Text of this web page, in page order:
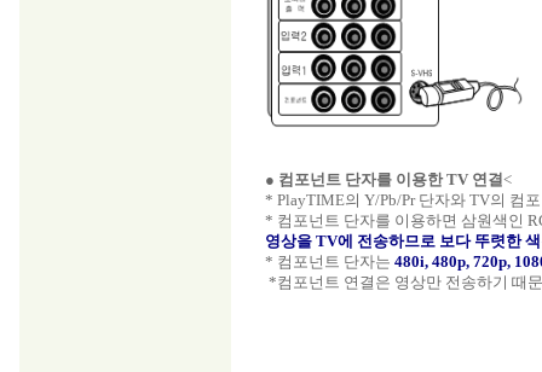
● 컴포넌트 단자를 이용한 TV 연결<
* PlayTIME의 Y/Pb/Pr 단자와 TV의 컴
* 컴포넌트 단자를 이용하면 삼원색인
영상을 TV에 전송하므로 보다 뚜렷한
* 컴포넌트 단자는480i, 480p, 720p,
*컴포넌트 연결은 영상만 전송하기 때